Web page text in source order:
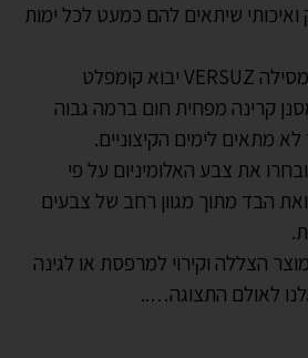
שיתאים להם כמעט לכל ימות
המלצנו להם על סוכך מסילה VERSUZ יבוא קומפלט
קרינה מפחית חום ברמה גבוה
מתאים לימים הקיצוניים.
את צבע האלומיניום על פי
הבד מתוך מגוון רחב של צבעים
הצללה וקירוי למרפסת או לגינה
לאולם התצוגה…..